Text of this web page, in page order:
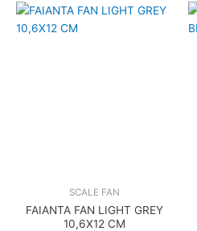
SCALE FAN
FAIANTA FAN LIGHT GREY
10,6X12 CM